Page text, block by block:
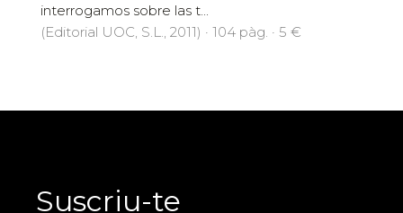
interrogamos sobre las t...
(Editorial UOC, S.L., 2011) · 104 pàg. · 5 €
Suscriu-te